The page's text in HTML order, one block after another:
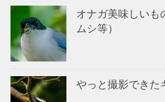
オナガ美味しいも
ムシ等）
やっと撮影できた